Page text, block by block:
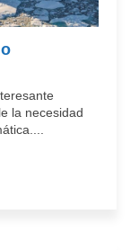
la necesidad